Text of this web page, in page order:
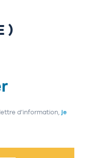
d’information, je